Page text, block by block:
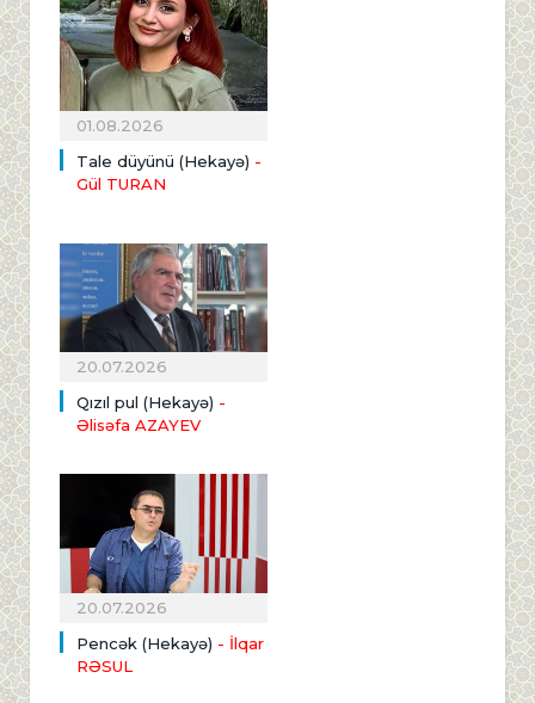
01.08.2026
Tale düyünü (Hekayə) -
Gül TURAN
20.07.2026
Qızıl pul (Hekayə) -
Əlisəfa AZAYEV
20.07.2026
Pencək (Hekayə) - İlqar
RƏSUL